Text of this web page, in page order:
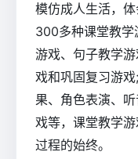
模仿成人生活，
300多种课堂教学
游戏、句子教学
戏和巩固复习游
果、角色表演、
戏等，课堂教学
过程的始终。